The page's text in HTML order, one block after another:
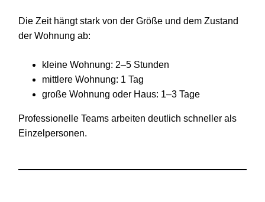
Die Zeit hängt stark von der Größe und dem Zustand
der Wohnung ab:
kleine Wohnung: 2–5 Stunden
mittlere Wohnung: 1 Tag
große Wohnung oder Haus: 1–3 Tage
Professionelle Teams arbeiten deutlich schneller als
Einzelpersonen.